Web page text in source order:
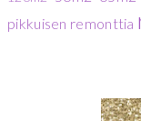
pikkuisen remonttia